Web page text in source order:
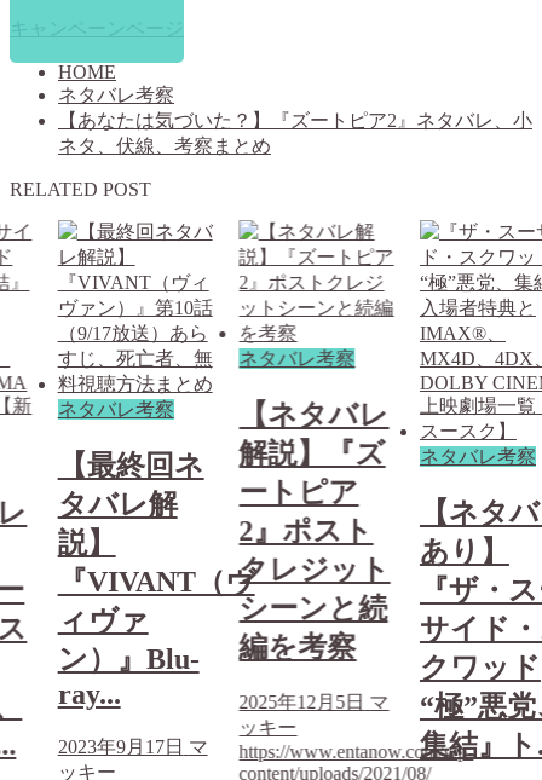
キャンペーンページ
HOME
ネタバレ考察
【あなたは気づいた？】『ズートピア2』ネタバレ、小
ネタ、伏線、考察まとめ
RELATED POST
ヴ
マ
ネタバレ考察
【ネタバレ
解説】『ズ
ートピア
2』ポスト
クレジット
シーンと続
編を考察
2025年12月5日
https://www.entanow.com/wp-
content/uploads/2021/08/
ネタバレ考察
【ネタバレ
あり】
『ザ・スー
サイド・ス
クワッド
“極”悪党、
集結』ト...
ネタバレ考察
【最終
タバレ解
説】
『
ィヴァ
ン）』
ray...
2023年9月17
ッキー